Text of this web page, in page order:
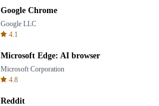
Google Chrome
Google LLC
4.1
Microsoft Edge: AI browser
Microsoft Corporation
4.8
Reddit